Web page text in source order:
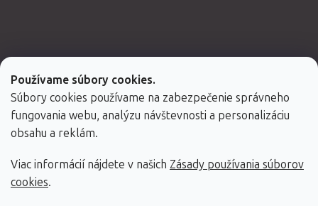
Používame súbory cookies.
Súbory cookies používame na zabezpečenie správneho
fungovania webu, analýzu návštevnosti a personalizáciu
obsahu a reklám.
Viac informácií nájdete v našich Zásady používania súborov
cookies.
Vytvoril Shoptet Premium